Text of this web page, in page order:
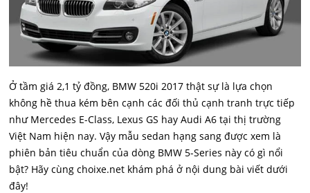
Ở tầm giá 2,1 tỷ đồng, BMW 520i 2017 thật sự là lựa chọn
không hề thua kém bên cạnh các đối thủ cạnh tranh trực tiếp
như Mercedes E-Class, Lexus GS hay Audi A6 tại thị trường
Việt Nam hiện nay. Vậy mẫu sedan hạng sang được xem là
phiên bản tiêu chuẩn của dòng BMW 5-Series này có gì nổi
bật? Hãy cùng choixe.net khám phá ở nội dung bài viết dưới
đây!